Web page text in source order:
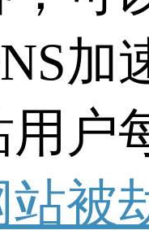
加
用户
站被